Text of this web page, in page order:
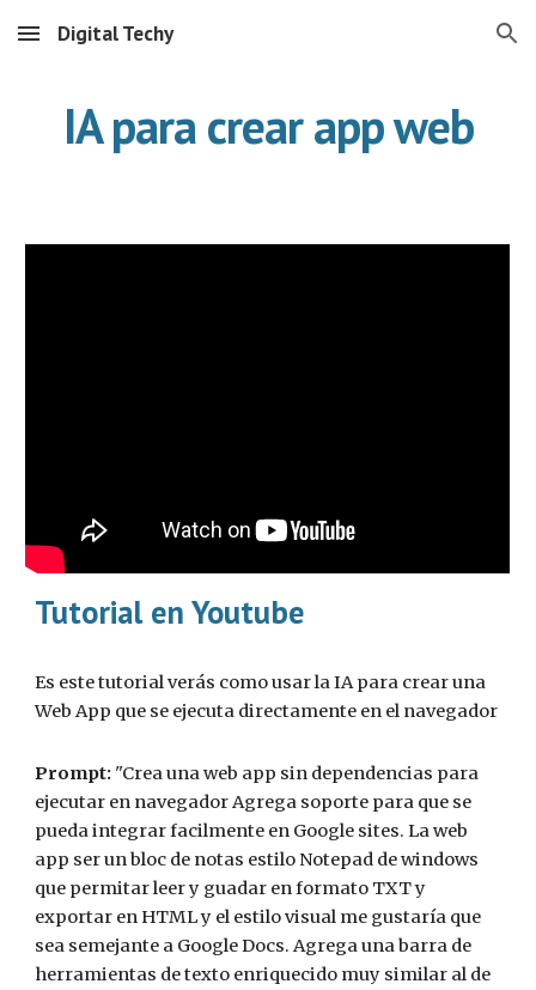
Skip to main content Skip to navigation
Digital Techy
IA para crear app web
Tutorial en Youtube
Es este tutorial verás como usar la IA para crear una
Web App que se ejecuta directamente en el navegador
Prompt: "Crea una web app sin dependencias para
ejecutar en navegador Agrega soporte para que se
pueda integrar facilmente en Google sites. La web
app ser un bloc de notas estilo Notepad de windows
que permitar leer y guadar en formato TXT y
exportar en HTML y el estilo visual me gustaría que
sea semejante a Google Docs. Agrega una barra de
herramientas de texto enriquecido muy similar al de